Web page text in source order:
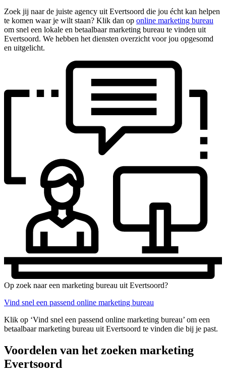
Zoek jij naar de juiste agency uit Evertsoord die jou écht kan helpen
te komen waar je wilt staan? Klik dan op online marketing bureau
om snel een lokale en betaalbaar marketing bureau te vinden uit
Evertsoord. We hebben het diensten overzicht voor jou opgesomd
en uitgelicht.
Op zoek naar een marketing bureau uit Evertsoord?
Vind snel een passend online marketing bureau
Klik op ‘Vind snel een passend online marketing bureau’ om een
betaalbaar marketing bureau uit Evertsoord te vinden die bij je past.
Voordelen van het zoeken marketing
Evertsoord